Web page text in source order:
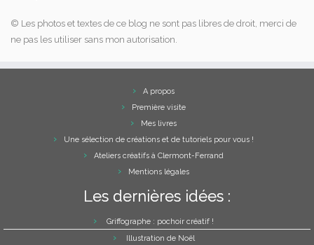
© Les photos et textes de ce blog ne sont pas libres de droit, merci de
ne pas les utiliser sans mon autorisation.
A propos
Première visite
Mes livres
Une sélection de créations et de tutoriels pour vous !
Ateliers créatifs à Clermont-Ferrand
Mentions légales
Les dernières idées :
Griffographe : pochoir créatif !
Illustration de Noël